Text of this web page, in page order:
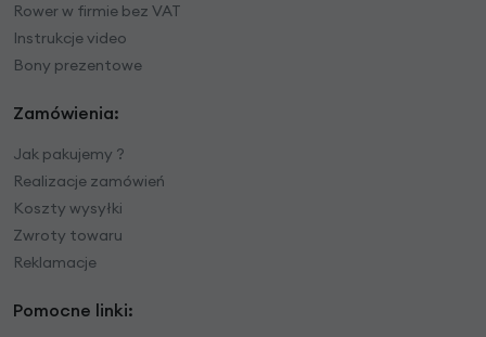
Rower w firmie bez VAT
Instrukcje video
Bony prezentowe
Zamówienia:
Jak pakujemy ?
Realizacje zamówień
Koszty wysyłki
Zwroty towaru
Reklamacje
Pomocne linki: